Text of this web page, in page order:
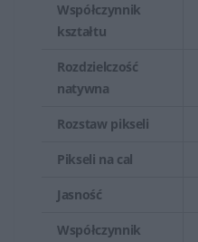
Współczynnik
kształtu
Rozdzielczość
natywna
Rozstaw pikseli
Pikseli na cal
Jasność
Współczynnik